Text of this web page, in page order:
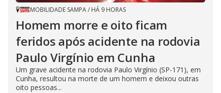
MOBILIDADE SAMPA/ HÁ 9 HORAS
Homem morre e oito ficam
feridos após acidente na rodovia
Paulo Virgínio em Cunha
Um grave acidente na rodovia Paulo Virgínio (SP-171), em
Cunha, resultou na morte de um homem e deixou outras
oito pessoas...